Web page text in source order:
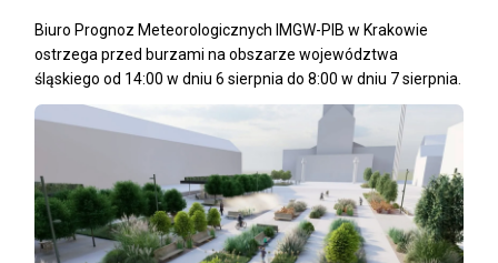
Biuro Prognoz Meteorologicznych IMGW-PIB w Krakowie
ostrzega przed burzami na obszarze województwa
śląskiego od 14:00 w dniu 6 sierpnia do 8:00 w dniu 7 sierpnia.